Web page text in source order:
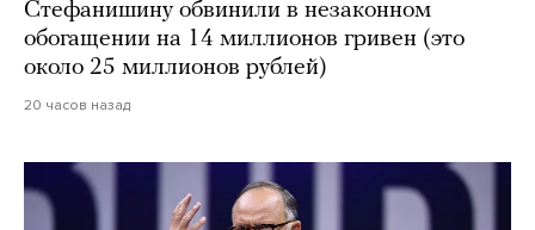
Стефанишину обвинили в незаконном
обогащении на 14 миллионов гривен (это
около 25 миллионов рублей)
20 часов назад